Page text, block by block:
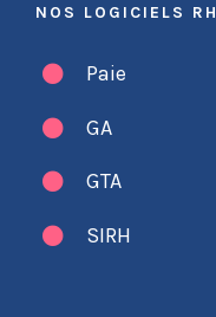
NOS LOGICIELS RH
Paie
GA
GTA
SIRH